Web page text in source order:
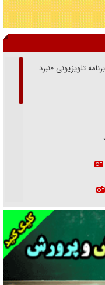
تلویزیونی «نبرد
یزدی